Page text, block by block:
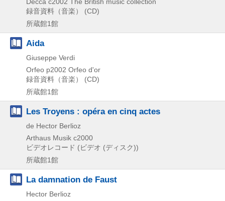
録音資料（音楽） (CD)
所蔵館1館
Aida
Giuseppe Verdi
Orfeo p2002 Orfeo d'or
録音資料（音楽） (CD)
所蔵館1館
Les Troyens : opéra en cinq actes
de Hector Berlioz
Arthaus Musik c2000
ビデオレコード (ビデオ (ディスク))
所蔵館1館
La damnation de Faust
Hector Berlioz